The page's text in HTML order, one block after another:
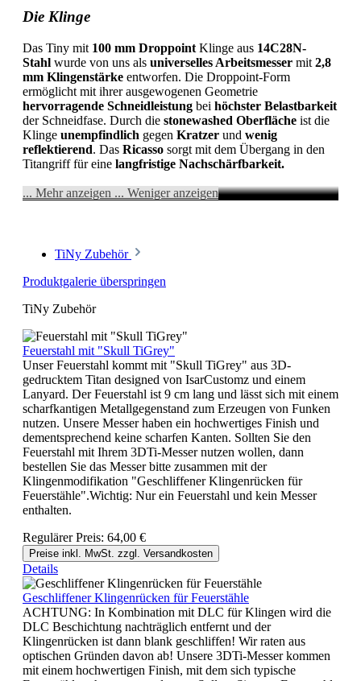
Die Klinge
Das Tiny mit 100 mm Droppoint Klinge aus 14C28N-
Stahl wurde von uns als universelles Arbeitsmesser mit 2,8
mm Klingenstärke entworfen. Die Droppoint-Form
ermöglicht mit ihrer ausgewogenen Geometrie
hervorragende Schneidleistung bei höchster Belastbarkeit
der Schneidfase. Durch die stonewashed Oberfläche ist die
Klinge unempfindlich gegen Kratzer und wenig
reflektierend. Das Ricasso sorgt mit dem Übergang in den
Titangriff für eine langfristige Nachschärfbarkeit.
... Mehr anzeigen ... Weniger anzeigen
TiNy Zubehör
Produktgalerie überspringen
TiNy Zubehör
Feuerstahl mit "Skull TiGrey"
Unser Feuerstahl kommt mit "Skull TiGrey" aus 3D-
gedrucktem Titan designed von IsarCustomz und einem
Lanyard. Der Feuerstahl ist 9 cm lang und lässt sich mit einem
scharfkantigen Metallgegenstand zum Erzeugen von Funken
nutzen. Unsere Messer haben ein hochwertiges Finish und
dementsprechend keine scharfen Kanten. Sollten Sie den
Feuerstahl mit Ihrem 3DTi-Messer nutzen wollen, dann
bestellen Sie das Messer bitte zusammen mit der
Klingenmodifikation "Geschliffener Klingenrücken für
Feuerstähle".Wichtig: Nur ein Feuerstahl und kein Messer
enthalten.
Regulärer Preis: 64,00 €
Preise inkl. MwSt. zzgl. Versandkosten
Details
Geschliffener Klingenrücken für Feuerstähle
ACHTUNG: In Kombination mit DLC für Klingen wird die
DLC Beschichtung nachträglich entfernt und der
Klingenrücken ist dann blank geschliffen! Wir raten aus
optischen Gründen davon ab! Unsere 3DTi-Messer kommen
mit einem hochwertigen Finish, mit dem sich typische